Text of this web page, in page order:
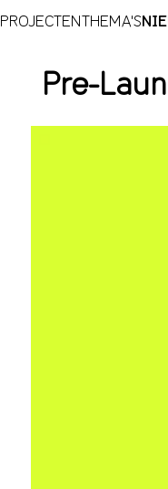
PROJECTENTHEMA'S
Pre-